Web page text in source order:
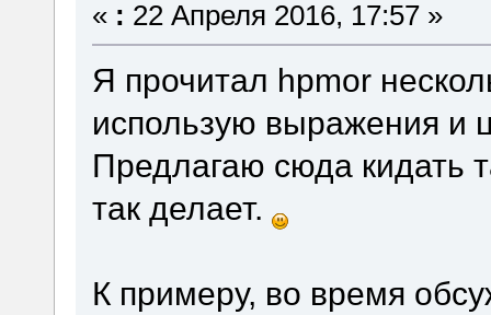
« : 22 Апреля 2016, 17:57 »
Я прочитал hpmor
использую выражения и
Предлагаю сюда кидать
так делает.
К примеру, во время